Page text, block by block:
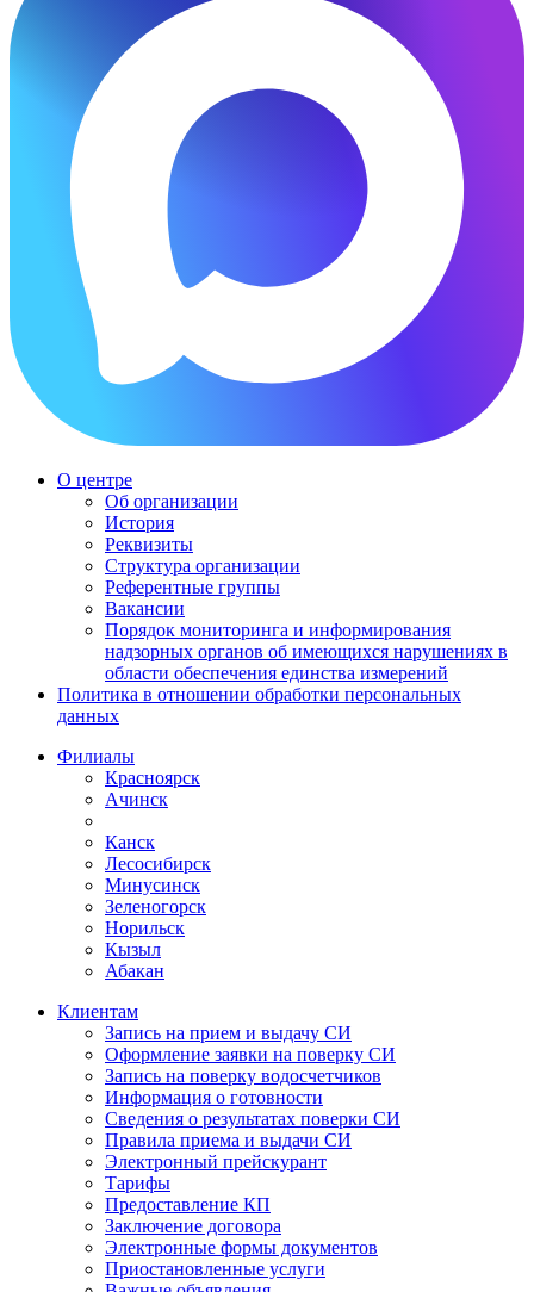
О центре
Об организации
История
Реквизиты
Структура организации
Референтные группы
Вакансии
Порядок мониторинга и информирования
надзорных органов об имеющихся нарушениях в
области обеспечения единства измерений
Политика в отношении обработки персональных
данных
Филиалы
Красноярск
Ачинск
Канск
Лесосибирск
Минусинск
Зеленогорск
Норильск
Кызыл
Абакан
Клиентам
Запись на прием и выдачу СИ
Оформление заявки на поверку СИ
Запись на поверку водосчетчиков
Информация о готовности
Сведения о результатах поверки СИ
Правила приема и выдачи СИ
Электронный прейскурант
Тарифы
Предоставление КП
Заключение договора
Электронные формы документов
Приостановленные услуги